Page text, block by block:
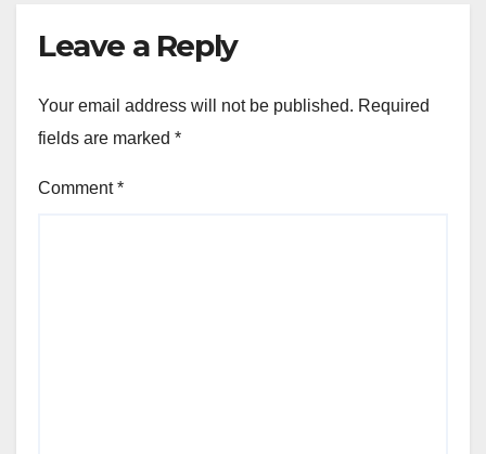
Leave a Reply
Your email address will not be published. Required
fields are marked *
Comment*